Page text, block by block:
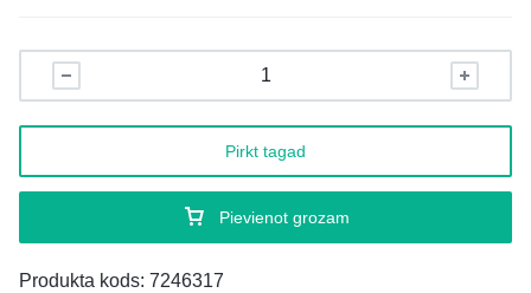
Pievienot grozam
Pirkt tagad
Produkta kods: 7246317